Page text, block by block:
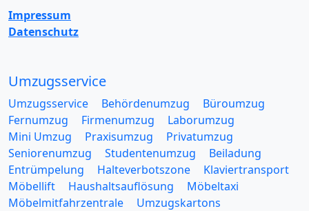
Impressum
Datenschutz
Umzugsservice
Umzugsservice Behördenumzug
Büroumzug
Fernumzug
Firmenumzug
Laborumzug
Mini Umzug
Praxisumzug
Privatumzug
Seniorenumzug
Studentenumzug
Beiladung
Entrümpelung
Halteverbotszone
Klaviertransport
Möbellift
Haushaltsauflösung
Möbeltaxi
Möbelmitfahrzentrale
Umzugskartons